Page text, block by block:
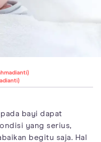
pada bayi dapat
yang serius,
begitu saja. Hal